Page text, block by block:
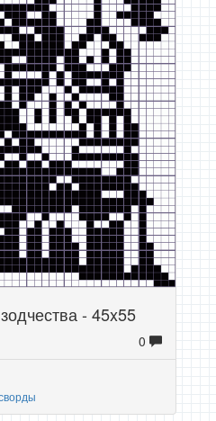
- 45x55
0